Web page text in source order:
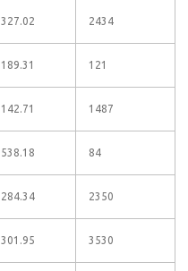
327.02 2434
189.31 121
142.71 1487
538.18 84
284.34 2350
301.95 3530